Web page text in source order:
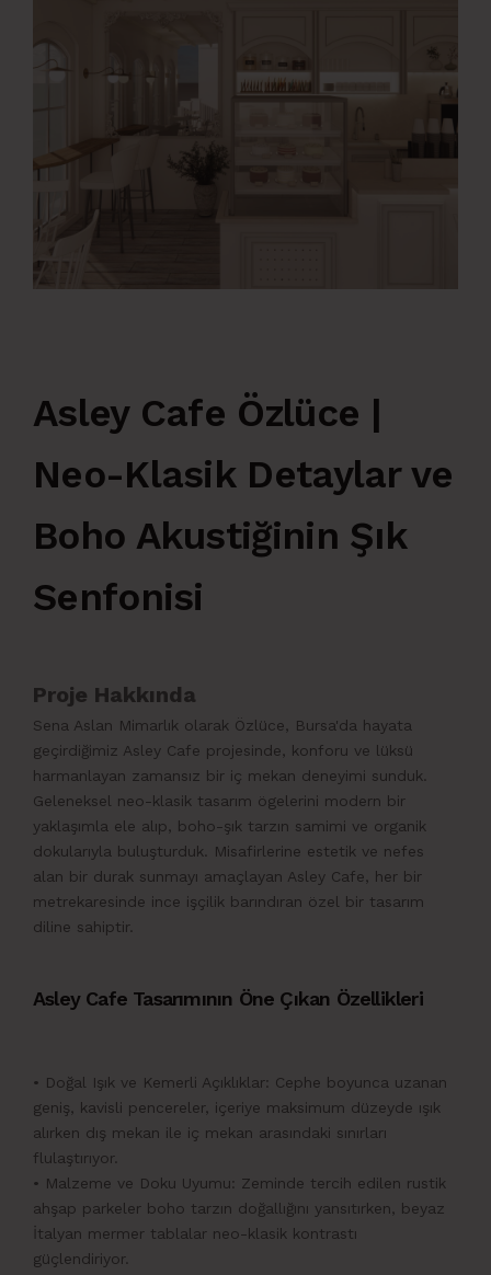
Asley Cafe Özlüce |
Neo-Klasik Detaylar ve
Boho Akustiğinin Şık
Senfonisi
Proje Hakkında
Sena Aslan Mimarlık olarak Özlüce, Bursa'da hayata
geçirdiğimiz Asley Cafe projesinde, konforu ve lüksü
harmanlayan zamansız bir iç mekan deneyimi sunduk.
Geleneksel neo-klasik tasarım ögelerini modern bir
yaklaşımla ele alıp, boho-şık tarzın samimi ve organik
dokularıyla buluşturduk. Misafirlerine estetik ve nefes
alan bir durak sunmayı amaçlayan Asley Cafe, her bir
metrekaresinde ince işçilik barındıran özel bir tasarım
diline sahiptir.
Asley Cafe Tasarımının Öne Çıkan Özellikleri
• Doğal Işık ve Kemerli Açıklıklar: Cephe boyunca uzanan
geniş, kavisli pencereler, içeriye maksimum düzeyde ışık
alırken dış mekan ile iç mekan arasındaki sınırları
flulaştırıyor.
• Malzeme ve Doku Uyumu: Zeminde tercih edilen rustik
ahşap parkeler boho tarzın doğallığını yansıtırken, beyaz
İtalyan mermer tablalar neo-klasik kontrastı
güçlendiriyor.